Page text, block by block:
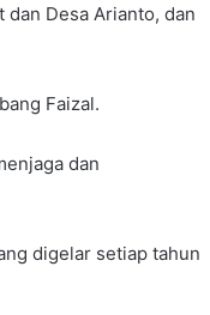
dan Desa Arianto, dan
Faizal.
dan
digelar setiap tahun